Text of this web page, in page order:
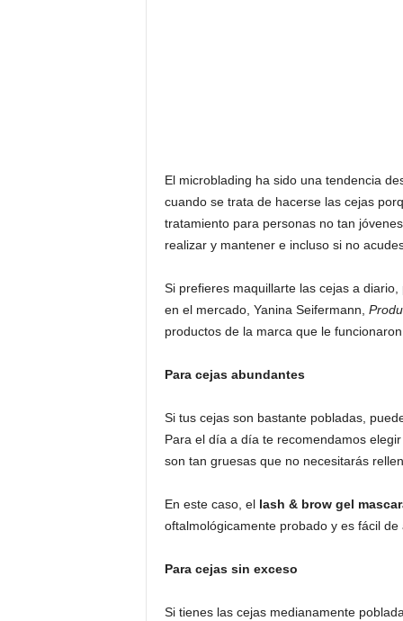
El microblading ha sido una tendencia
cuando se trata de hacerse las cejas
tratamiento para personas no tan
realizar y mantener e incluso si no
Si prefieres maquillarte las cejas a
en el mercado, Yanina Seifermann,
productos de la marca que le
Para cejas abundantes
Si tus cejas son bastante pobladas,
Para el día a día te recomendamos
son tan gruesas que no necesitarás
En este caso, el lash & brow gel
oftalmológicamente probado y es fácil de
Para cejas sin exceso
Si tienes las cejas medianamente